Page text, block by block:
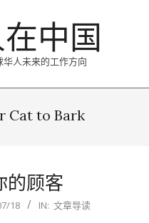
中国
人未来的工作方向
Cat to Bark
的顾客
18 IN: 文章导读